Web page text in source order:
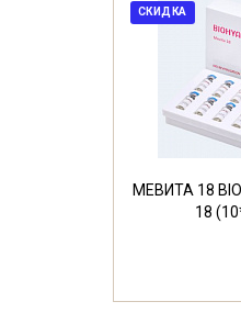
СКИДКА
МЕВИТА 18
18